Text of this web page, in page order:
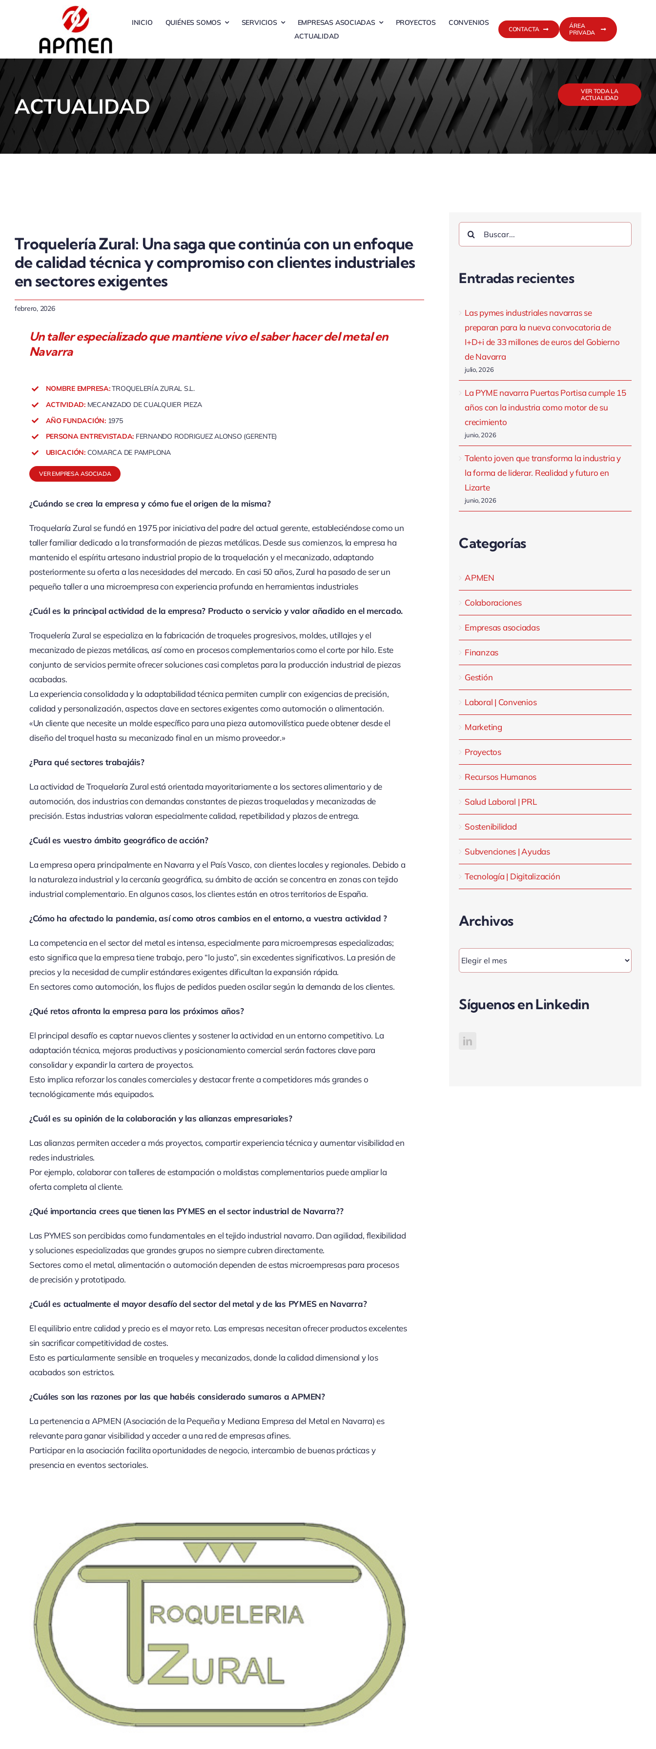
INICIO QUIÉNES SOMOS SERVICIOS EMPRESAS ASOCIADAS PROYECTOS
CONVENIOS
ACTUALIDAD
CONTACTA
ÁREA
PRIVADA
ACTUALIDAD
VER TODA LA
ACTUALIDAD
Troquelería Zural: Una saga que continúa con un enfoque
de calidad técnica y compromiso con clientes industriales
en sectores exigentes
febrero, 2026
Un taller especializado que mantiene vivo el saber hacer del metal en
Navarra
NOMBRE EMPRESA: TROQUELERÍA ZURAL S.L.
ACTIVIDAD: MECANIZADO DE CUALQUIER PIEZA
AÑO FUNDACIÓN:1975
PERSONA ENTREVISTADA: FERNANDO RODRIGUEZ ALONSO (GERENTE)
UBICACIÓN:COMARCA DE PAMPLONA
VER EMPRESA ASOCIADA
¿Cuándo se crea la empresa y cómo fue el origen de la misma?
Troquelaría Zural se fundó en 1975 por iniciativa del padre del actual gerente, estableciéndose como un
taller familiar dedicado a la transformación de piezas metálicas. Desde sus comienzos, la empresa ha
mantenido el espíritu artesano industrial propio de la troquelación y el mecanizado, adaptando
posteriormente su oferta a las necesidades del mercado. En casi 50 años, Zural ha pasado de ser un
pequeño taller a una microempresa con experiencia profunda en herramientas industriales
¿Cuál es la principal actividad de la empresa? Producto o servicio y valor añadido en el mercado.
Troquelería Zural se especializa en la fabricación de troqueles progresivos, moldes, utillajes y el
mecanizado de piezas metálicas, así como en procesos complementarios como el corte por hilo. Este
conjunto de servicios permite ofrecer soluciones casi completas para la producción industrial de piezas
acabadas.
La experiencia consolidada y la adaptabilidad técnica permiten cumplir con exigencias de precisión,
calidad y personalización, aspectos clave en sectores exigentes como automoción o alimentación.
«Un cliente que necesite un molde específico para una pieza automovilística puede obtener desde el
diseño del troquel hasta su mecanizado final en un mismo proveedor.»
¿Para qué sectores trabajáis?
La actividad de Troquelaría Zural está orientada mayoritariamente a los sectores alimentario y de
automoción, dos industrias con demandas constantes de piezas troqueladas y mecanizadas de
precisión. Estas industrias valoran especialmente calidad, repetibilidad y plazos de entrega.
¿Cuál es vuestro ámbito geográfico de acción?
La empresa opera principalmente en Navarra y el País Vasco, con clientes locales y regionales. Debido a
la naturaleza industrial y la cercanía geográfica, su ámbito de acción se concentra en zonas con tejido
industrial complementario. En algunos casos, los clientes están en otros territorios de España.
¿Cómo ha afectado la pandemia,así como otros cambios en el entorno,a vuestra actividad ?
La competencia en el sector del metal es intensa, especialmente para microempresas especializadas;
esto significa que la empresa tiene trabajo, pero “lo justo”, sin excedentes significativos. La presión de
precios y la necesidad de cumplir estándares exigentes dificultan la expansión rápida.
En sectores como automoción, los flujos de pedidos pueden oscilar según la demanda de los clientes.
¿Qué retos afronta la empresa para los próximos años?
El principal desafío es captar nuevos clientes y sostener la actividad en un entorno competitivo. La
adaptación técnica, mejoras productivas y posicionamiento comercial serán factores clave para
consolidar y expandir la cartera de proyectos.
Esto implica reforzar los canales comerciales y destacar frente a competidores más grandes o
tecnológicamente más equipados.
¿Cuál es su opinión de la colaboración y las alianzas empresariales?
Las alianzas permiten acceder a más proyectos, compartir experiencia técnica y aumentar visibilidad en
redes industriales.
Por ejemplo, colaborar con talleres de estampación o moldistas complementarios puede ampliar la
oferta completa al cliente.
¿Qué importancia crees que tienen las PYMES en el sector industrial de Navarra??
Las PYMES son percibidas como fundamentales en el tejido industrial navarro. Dan agilidad, flexibilidad
y soluciones especializadas que grandes grupos no siempre cubren directamente.
Sectores como el metal, alimentación o automoción dependen de estas microempresas para procesos
de precisión y prototipado.
¿Cuál es actualmente el mayor desafío del sector del metal y de las PYMES en Navarra?
El equilibrio entre calidad y precio es el mayor reto. Las empresas necesitan ofrecer productos excelentes
sin sacrificar competitividad de costes.
Esto es particularmente sensible en troqueles y mecanizados, donde la calidad dimensional y los
acabados son estrictos.
¿Cuáles son las razones por las que habéis considerado sumaros a APMEN?
La pertenencia a APMEN (Asociación de la Pequeña y Mediana Empresa del Metal en Navarra) es
relevante para ganar visibilidad y acceder a una red de empresas afines.
Participar en la asociación facilita oportunidades de negocio, intercambio de buenas prácticas y
presencia en eventos sectoriales.
Buscar:
Entradas recientes
Las pymes industriales navarras se
preparan para la nueva convocatoria de
I+D+i de 33 millones de euros del Gobierno
de Navarra
julio, 2026
La PYME navarra Puertas Portisa cumple 15
años con la industria como motor de su
crecimiento
junio, 2026
Talento joven que transforma la industria y
la forma de liderar. Realidad y futuro en
Lizarte
junio, 2026
Categorías
APMEN
Colaboraciones
Empresas asociadas
Finanzas
Gestión
Laboral | Convenios
Marketing
Proyectos
Recursos Humanos
Salud Laboral | PRL
Sostenibilidad
Subvenciones | Ayudas
Tecnología | Digitalización
Archivos
Archivos
Síguenos en Linkedin